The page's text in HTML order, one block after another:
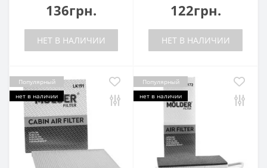
136грн.
НЕТ В НАЛИЧИИ
122грн.
НЕТ В НАЛИЧИИ
Популярный
нет в наличии
Популярный
нет в наличии